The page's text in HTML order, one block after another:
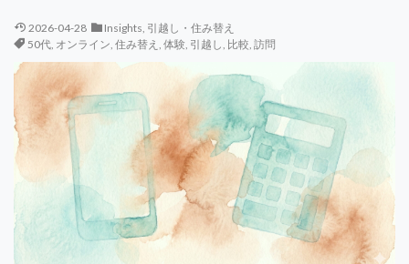
2026-04-28 Insights, 引越し・住み替え
50代, オンライン, 住み替え , 体験, 引越し, 比較, 訪問